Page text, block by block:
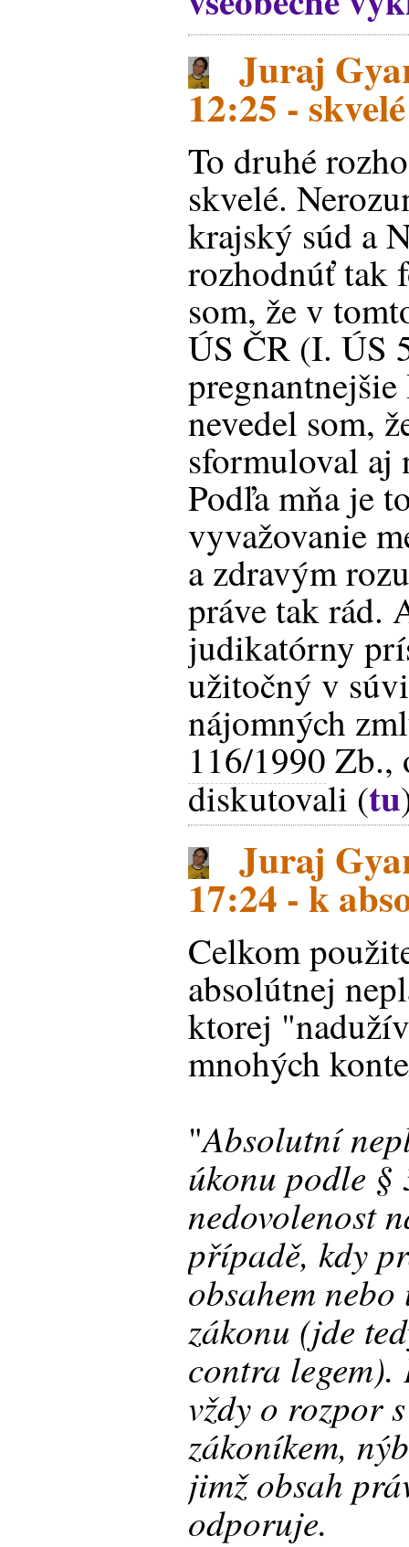
Juraj
12:25 - skvelé
To druhé
skvelé.
krajský súd a
rozhodnúť tak
som, že v
ÚS ČR (I. ÚS
nevedel som,
sformuloval aj
Podľa mňa je
vyvažovanie
a zdravým
práve tak rád.
judikatórny
užitočný v
nájomných
116/1990 Zb.,
diskutovali (tu
Juraj
17:24 - k
Celkom
absolútnej
ktorej
mnohých
"Absolutní
úkonu podle §
nedovolenost
případě, kdy
obsahem
zákonu (jde
contra
vždy o rozpor
zákoníkem,
jimž obsah
odporuje.